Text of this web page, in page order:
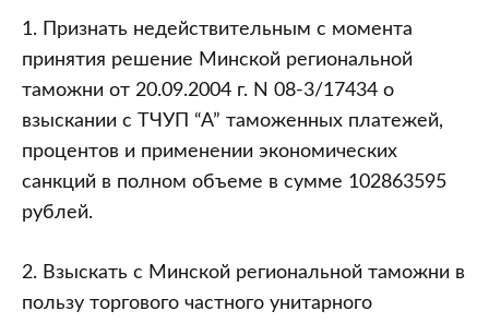
1. Признать недействительным с момента
принятия решение Минской региональной
таможни от 20.09.2004 г. N 08-3/17434 о
взыскании с ТЧУП “А” таможенных платежей,
процентов и применении экономических
санкций в полном объеме в сумме 102863595
рублей.
2. Взыскать с Минской региональной таможни в
пользу торгового частного унитарного